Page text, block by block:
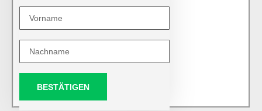
BESTÄTIGEN